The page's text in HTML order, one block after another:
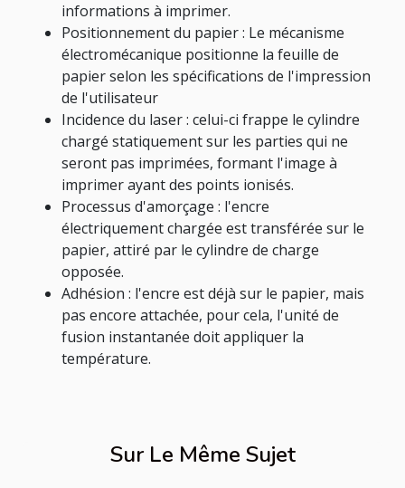
informations à imprimer.
Positionnement du papier : Le mécanisme
électromécanique positionne la feuille de
papier selon les spécifications de l'impression
de l'utilisateur
Incidence du laser : celui-ci frappe le cylindre
chargé statiquement sur les parties qui ne
seront pas imprimées, formant l'image à
imprimer ayant des points ionisés.
Processus d'amorçage : l'encre
électriquement chargée est transférée sur le
papier, attiré par le cylindre de charge
opposée.
Adhésion : l'encre est déjà sur le papier, mais
pas encore attachée, pour cela, l'unité de
fusion instantanée doit appliquer la
température.
Sur Le Même Sujet